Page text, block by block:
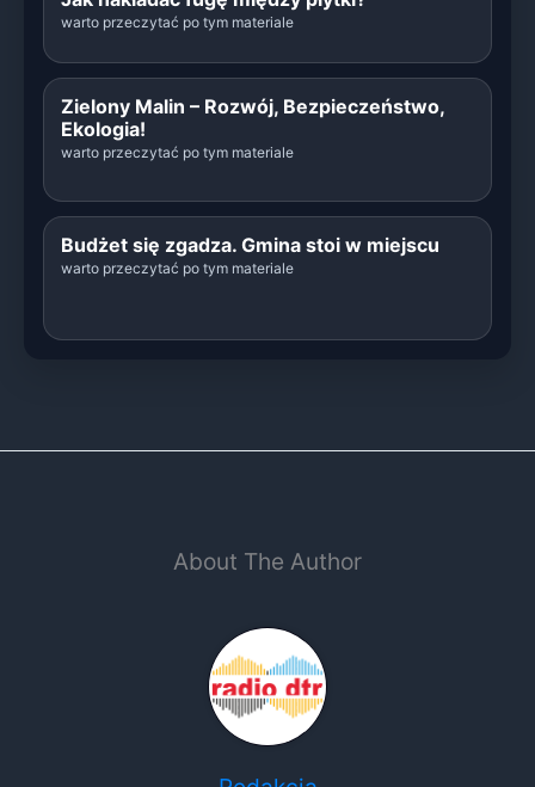
warto przeczytać po tym materiale
Zielony Malin – Rozwój, Bezpieczeństwo,
Ekologia!
warto przeczytać po tym materiale
Budżet się zgadza. Gmina stoi w miejscu
warto przeczytać po tym materiale
About The Author